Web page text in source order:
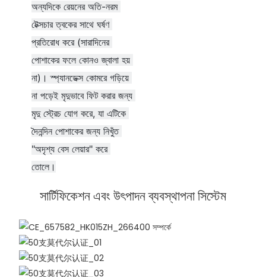
অন্যদিকে রেয়নের অতি-নরম
টেক্সচার ত্বকের সাথে ঘর্ষণ
প্রতিরোধ করে (সারাদিনের
পোশাকের ফলে কোনও জ্বালা হয়
না)। স্প্যানডেক্স কোমরে গড়িয়ে
না পড়েই মৃদুভাবে ফিট করার জন্য
মৃদু স্ট্রেচ যোগ করে, যা এটিকে
দৈনন্দিন পোশাকের জন্য নিখুঁত
"অদৃশ্য বেস লেয়ার" করে
তোলে।
সার্টিফিকেশন এবং উৎপাদন ব্যবস্থাপনা সিস্টেম